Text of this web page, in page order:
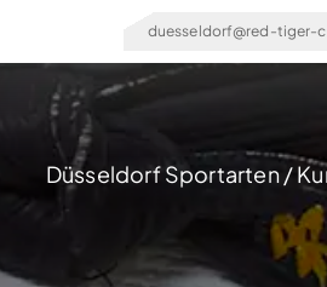
duesseldorf@red-tiger-
Düsseldorf Sportarten /